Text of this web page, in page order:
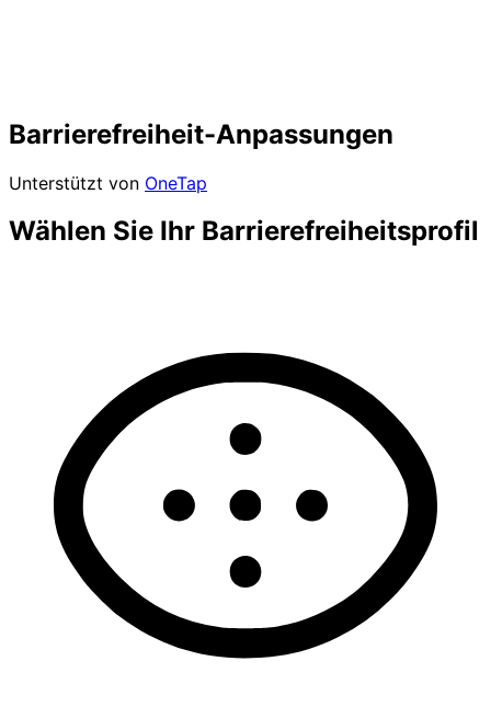
Barrierefreiheit-Anpassungen
Unterstützt von OneTap
Wählen Sie Ihr Barrierefreiheitsprofil